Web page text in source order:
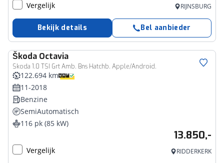
Vergelijk RIJNSBURG
Bekijk details Bel aanbieder
Škoda Octavia
Skoda 1.0 TSI Grt Amb. Bns Hatchb. Apple/Android.
122.694 km
11-2018
Benzine
SemiAutomatisch
116 pk (85 kW)
13.850,-
Vergelijk RIDDERKERK